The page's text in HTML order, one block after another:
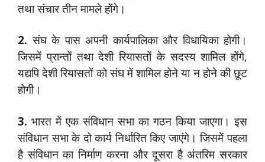
तथा संचार तीन मामले होंगे।
2. संघ के पास अपनी कार्यपालिका और विधायिका होगी।
जिसमें प्रान्तों तथा देशी रियासतों के सदस्य शामिल होंगे,
यद्यपि देशी रियासतों को संघ में शामिल होने या न होने की छूट
होगी।
3. भारत में एक संविधान सभा का गठन किया जाएगा। इस
संविधान सभा के दो कार्य निर्धारित किए जाएंगे। जिसमें पहला
है संविधान का निर्माण करना और दूसरा है अंतरिम सरकार